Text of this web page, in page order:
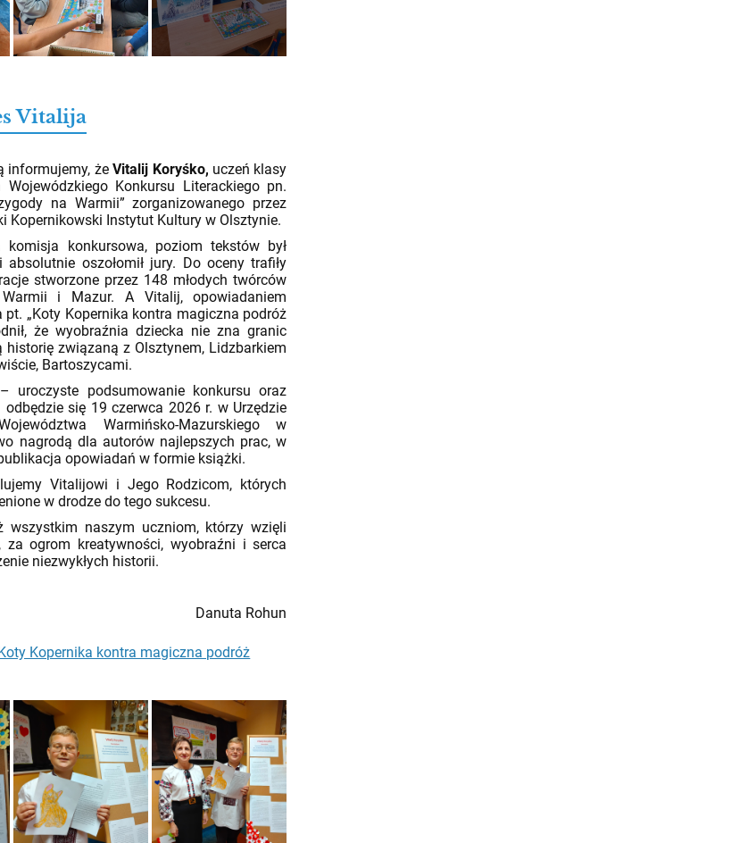
Vitalija
żeVitalij Koryśko, uczeń klasy
Wojewódzkiego Konkursu Literackiego pn.
na Warmii” zorganizowanego przez
Kopernikowski Instytut Kultury w Olsztynie.
konkursowa, poziom tekstów był
oszołomił jury. Do oceny trafiły
stworzone przez 148 młodych twórców
i Mazur. A Vitalij, opowiadaniem
pt. „Koty Kopernika kontra magiczna podróż
że wyobraźnia dziecka nie zna granic
historię związaną z Olsztynem, Lidzbarkiem
Bartoszycami.
podsumowanie konkursu oraz
się 19 czerwca 2026 r. w Urzędzie
Warmińsko-Mazurskiego w
nagrodą dla autorów najlepszych prac, w
opowiadań w formie książki.
Vitalijowi i Jego Rodzicom, których
w drodze do tego sukcesu.
wszystkim naszym uczniom, którzy wzięli
za ogrom kreatywności, wyobraźni i serca
niezwykłych historii.
Danuta Rohun
Kopernika kontra magiczna podróż